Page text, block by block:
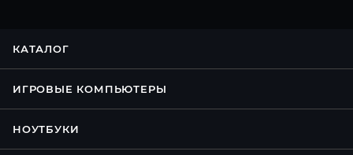
КАТАЛОГ
ИГРОВЫЕ КОМПЬЮТЕРЫ
НОУТБУКИ